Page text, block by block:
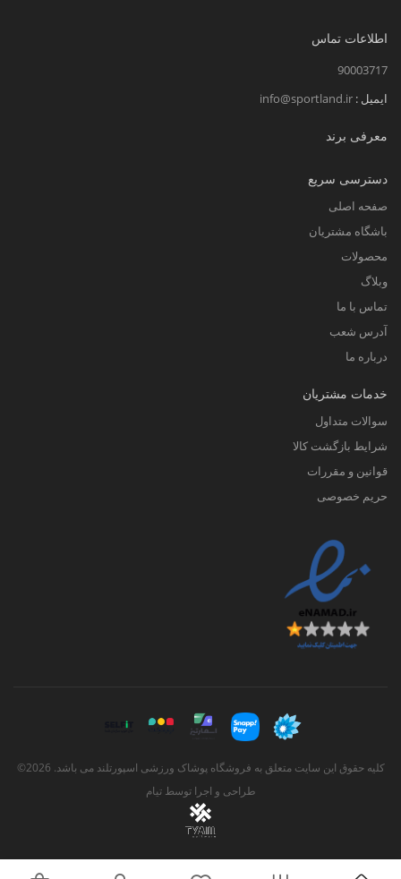
اطلاعات تماس
90003717
ایمیل : info@sportland.ir
معرفی برند
دسترسی سریع
صفحه اصلی
باشگاه مشتریان
محصولات
وبلاگ
تماس با ما
آدرس شعب
درباره ما
خدمات مشتریان
سوالات متداول
شرایط بازگشت کالا
قوانین و مقررات
حریم خصوصی
کلیه حقوق این سایت متعلق به فروشگاه پوشاک ورزشی اسپورتلند می باشد. 2026©
طراحی و اجرا توسطتیام